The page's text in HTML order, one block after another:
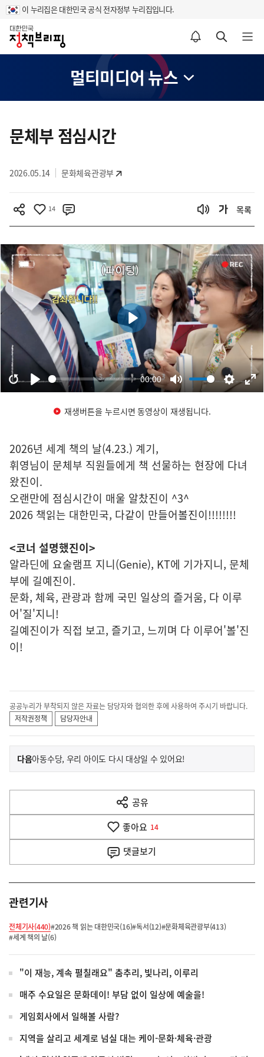
이 누리집은 대한민국 공식 전자정부 누리집입니다.
홈
알림설정 바로가기 검색 바로가기 메뉴 열기
멀티미디어 뉴스
텐
츠
역
문체부 점심시간
2026.05.14 문화체육관광부
14 목록
재생버튼을 누르시면 동영상이 재생됩니다.
2026년 세계 책의 날(4.23.) 계기,
휘영님이 문체부 직원들에게 책 선물하는 현장에 다녀
왔진이.
오랜만에 점심시간이 매울 알찼진이 ^3^
2026 책읽는 대한민국, 다같이 만들어볼진이!!!!!!!!
<코너 설명했진이>
알라딘에 요술램프 지니(Genie), KT에 기가지니, 문체
부에 길예진이.
문화, 체육, 관광과 함께 국민 일상의 즐거움, 다 이루
어'질'지니!
길예진이가 직접 보고, 즐기고, 느끼며 다 이루어'볼'진
이!
공공누리가 부착되지 않은 자료는 담당자와 협의한 후에 사용하여 주시기 바랍니다.
저작권정책
담당자안내
이
전
다
음
다음기
사
아동수당, 우리 아이도 다시 대상일 수 있어요!
공유
열
기
좋아요 14
댓글보기
관련기사
전체기사(440)#2026 책 읽는 대한민국(16)#독서(12)#문화체육관광부(413)
#세계 책의 날(6)
"이 재능, 계속 펼칠래요" 춤추리, 빛나리, 이루리
매주 수요일은 문화데이! 부담 없이 일상에 예술을!
게임회사에서 일해볼 사람?
지역을 살리고 세계로 넘실 대는 케이-문화·체육·관광